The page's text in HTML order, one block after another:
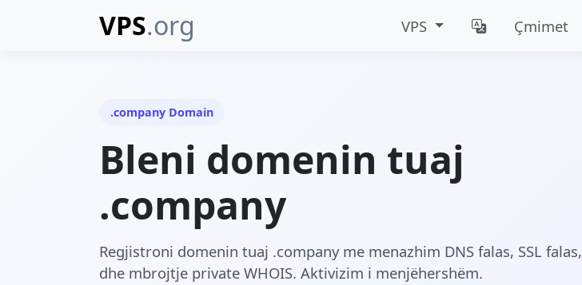
VPS.org VPS Çmimet
.company Domain
Bleni domenin tuaj
.company
Regjistroni domenin tuaj .company me menazhim DNS falas, SSL falas,
dhe mbrojtje private WHOIS. Aktivizim i menjëhershëm.